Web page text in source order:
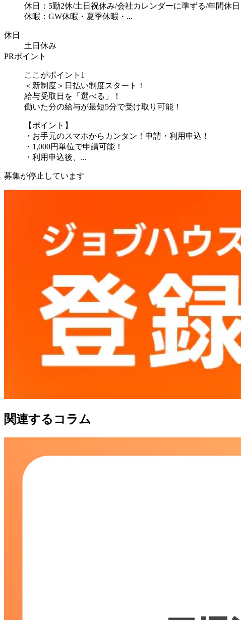
休日：5勤2休/土日祝休み/会社カレンダーに準ずる/年間休日
休暇：GW休暇・夏季休暇・...
休日
土日休み
PRポイント
ここがポイント1
＜新制度＞日払い制度スタート！
給与受取日を「選べる」！
働いた分の給与が最短5分で受け取り可能！
【ポイント】
・お手元のスマホからカンタン！申請・利用申込！
・1,000円単位で申請可能！
・利用申込後、...
募集が停止しています
関連するコラム